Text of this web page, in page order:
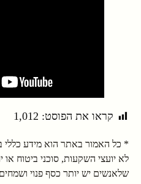
קראו את הפוסט: 1,012
* כל האמור באתר הוא מידע כללי
לא יועצי השקעות, סוכני ביטוח או
שלאנשים יש יותר כסף פנוי